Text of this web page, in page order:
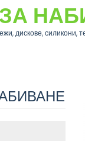
дискове, силикони,